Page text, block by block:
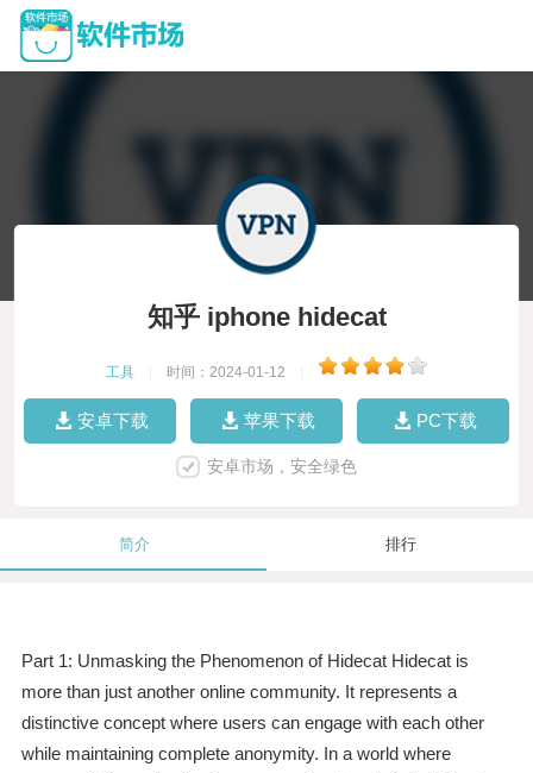
知乎 iphone hidecat
工具 时间：2024-01-12
安卓下载 苹果下载 PC下载
安卓市场，安全绿色
简介 排行
Part 1: Unmasking the Phenomenon of Hidecat Hidecat is
more than just another online community. It represents a
distinctive concept where users can engage with each other
while maintaining complete anonymity. In a world where